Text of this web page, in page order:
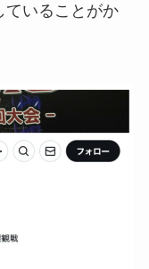
ていることがか